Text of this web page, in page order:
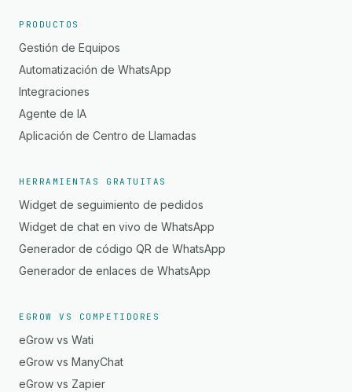
PRODUCTOS
Gestión de Equipos
Automatización de WhatsApp
Integraciones
Agente de IA
Aplicación de Centro de Llamadas
HERRAMIENTAS GRATUITAS
Widget de seguimiento de pedidos
Widget de chat en vivo de WhatsApp
Generador de código QR de WhatsApp
Generador de enlaces de WhatsApp
EGROW VS COMPETIDORES
eGrow vs Wati
eGrow vs ManyChat
eGrow vs Zapier